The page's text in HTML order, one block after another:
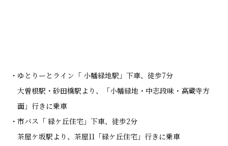
ゆとりーとライン「 小幡緑地駅」下車、徒歩7分
大曽根駅・砂田橋駅より、「小幡緑地・中志段味・高蔵寺方
面」行きに乗車
市バス「 緑ケ丘住宅」下車、徒歩2分
茶屋ケ坂駅より、茶屋11「緑ケ丘住宅」行きに乗車